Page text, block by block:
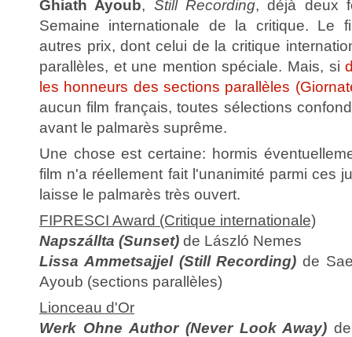
Ghiath Ayoub, Still Recording, déjà deux
Semaine internationale de la critique. Le
autres prix, dont celui de la critique
parallèles, et une mention spéciale. Mais, si
les honneurs des sections parallèles
aucun film français, toutes sélections
avant le palmarès suprême.
Une chose est certaine: hormis
film n'a réellement fait l'unanimité parmi ces
laisse le palmarès très ouvert.
FIPRESCI Award (Critique internationale)
Napszállta (Sunset) de László Nemes
Lissa Ammetsajjel (Still Recording) de
Ayoub (sections parallèles)
Lionceau d'Or
Werk Ohne Author (Never Look Away)